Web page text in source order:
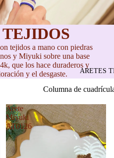
ARETES
tejidos a mano con piedras
y Miyuki sobre una base
que los hace duraderos y
y el desgaste.
Columna de
Arete
Miyuki
AT0126